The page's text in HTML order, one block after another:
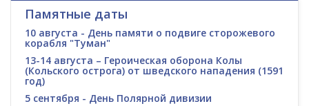
Памятные даты
10 августа - День памяти о подвиге сторожевого
корабля "Туман"
13-14 августа – Героическая оборона Колы
(Кольского острога) от шведского нападения (1591
год)
5 сентября - День Полярной дивизии